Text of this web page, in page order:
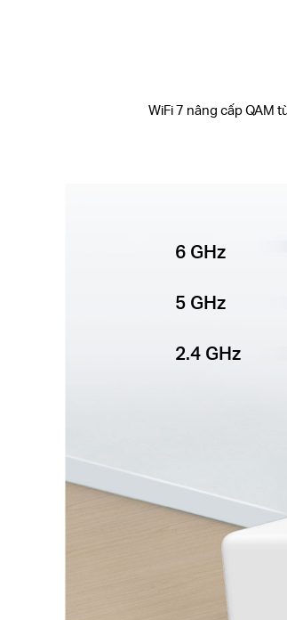
WiFi 7 nâng cấp QAM
6 GHz
5 GHz
2.4 GHz